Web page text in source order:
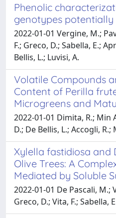
Phenolic
genotypes
2022-01-01 Vergine, M.;
F.; Greco, D.; Sabella, E.;
Bellis, L.; Luvisi, A.
Volatile Compounds
Content of Perilla
Microgreens and
2022-01-01 Dimita, R.; Min
D.; De Bellis, L.; Accogli,
Xylella fastidiosa and
Olive Trees: A
Mediated by Soluble
2022-01-01 De Pascali, M.;
Greco, D.; Vita, F.; Sabella,